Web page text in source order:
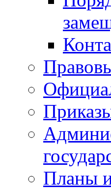
Планы и